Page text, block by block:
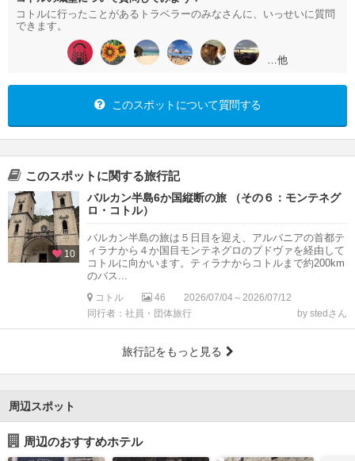
コトルに行ったことがあるトラベラーのみなさんに、いっせいに質問
できます。
…他
このスポットについて質問する
このスポットに関する旅行記
10
バルカン半島6か国縦断の旅 （その６：モンテネグ
ロ・コトル）
バルカン半島の旅は５日目を迎え、アルバニアの首都テ
ィラナから４か国目モンテネグロのプドヴァを経由して
コトルに向かいます。ティラナからコトルまで約200km
のバス...
コトル 46
2026/07/04～2026/07/12
同行者：社員・団体旅行
by stedさん
旅行記をもっと見る
周辺スポット
周辺のおすすめホテル